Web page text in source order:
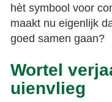
hèt symbool voor
maakt nu eigenlijk
goed samen gaan?
Wortel
uienvlieg